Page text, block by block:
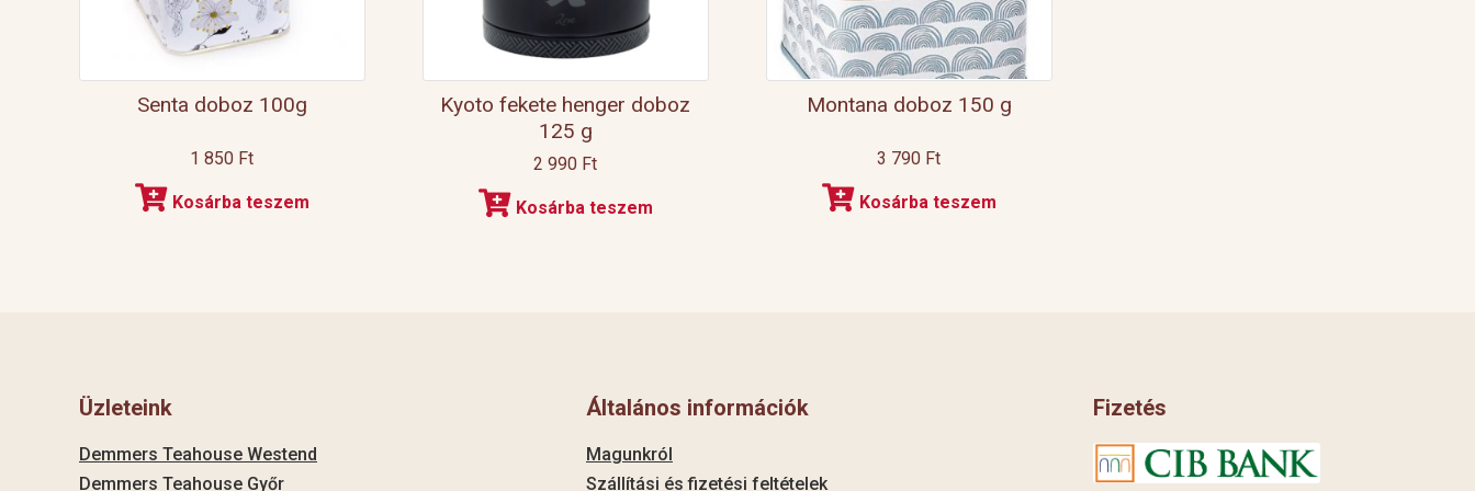
Senta doboz 100g
1 850 Ft
Kosárba teszem
Kyoto fekete henger doboz
125 g
2 990 Ft
Kosárba teszem
Montana doboz 150 g
3 790 Ft
Kosárba teszem
Üzleteink
Demmers Teahouse Westend
Demmers Teahouse Győr
Általános információk
Magunkról
Szállítási és fizetési feltételek
Fizetés